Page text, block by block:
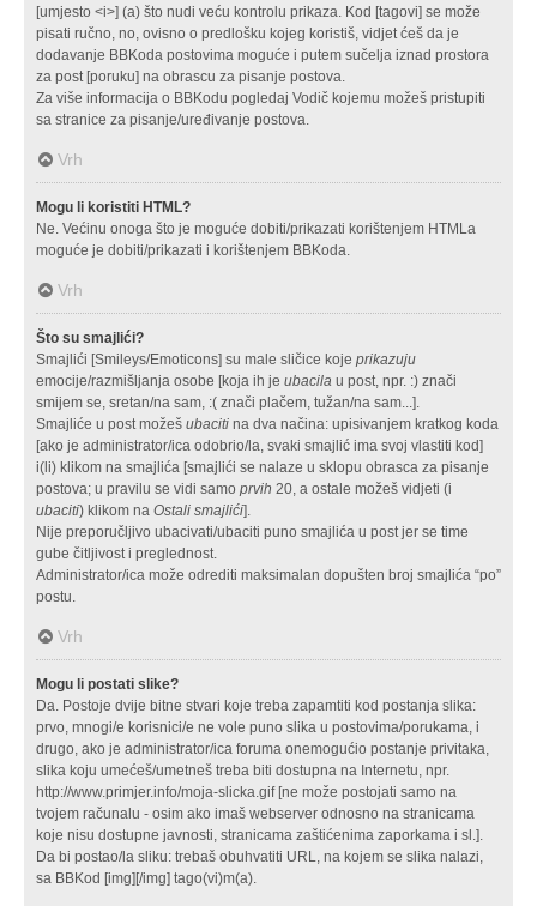
[umjesto <i>] (a) što nudi veću kontrolu prikaza. Kod [tagovi] se može
pisati ručno, no, ovisno o predlošku kojeg koristiš, vidjet ćeš da je
dodavanje BBKoda postovima moguće i putem sučelja iznad prostora
za post [poruku] na obrascu za pisanje postova.
Za više informacija o BBKodu pogledaj Vodič kojemu možeš pristupiti
sa stranice za pisanje/uređivanje postova.
Vrh
Mogu li koristiti HTML?
Ne. Većinu onoga što je moguće dobiti/prikazati korištenjem HTMLa
moguće je dobiti/prikazati i korištenjem BBKoda.
Vrh
Što su smajlići?
Smajlići [Smileys/Emoticons] su male sličice koje prikazuju
emocije/razmišljanja osobe [koja ih je ubacila u post, npr. :) znači
smijem se, sretan/na sam, :( znači plačem, tužan/na sam...].
Smajliće u post možeš ubaciti na dva načina: upisivanjem kratkog koda
[ako je administrator/ica odobrio/la, svaki smajlić ima svoj vlastiti kod]
i(li) klikom na smajlića [smajlići se nalaze u sklopu obrasca za pisanje
postova; u pravilu se vidi samo prvih 20, a ostale možeš vidjeti (i
ubaciti) klikom na Ostali smajlići].
Nije preporučljivo ubacivati/ubaciti puno smajlića u post jer se time
gube čitljivost i preglednost.
Administrator/ica može odrediti maksimalan dopušten broj smajlića “po”
postu.
Vrh
Mogu li postati slike?
Da. Postoje dvije bitne stvari koje treba zapamtiti kod postanja slika:
prvo, mnogi/e korisnici/e ne vole puno slika u postovima/porukama, i
drugo, ako je administrator/ica foruma onemogućio postanje privitaka,
slika koju umećeš/umetneš treba biti dostupna na Internetu, npr.
http://www.primjer.info/moja-slicka.gif [ne može postojati samo na
tvojem računalu - osim ako imaš webserver odnosno na stranicama
koje nisu dostupne javnosti, stranicama zaštićenima zaporkama i sl.].
Da bi postao/la sliku: trebaš obuhvatiti URL, na kojem se slika nalazi,
sa BBKod [img][/img] tago(vi)m(a).